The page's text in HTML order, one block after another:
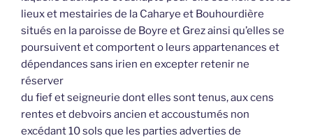
lieux et mestairies de la Caharye et Bouhourdière
situés en la paroisse de Boyre et Grez ainsi qu’elles se
poursuivent et comportent o leurs appartenances et
dépendances sans irien en excepter retenir ne
réserver
du fief et seigneurie dont elles sont tenus, aux cens
rentes et debvoirs ancien et accoustumés non
excédant 10 sols que les parties adverties de